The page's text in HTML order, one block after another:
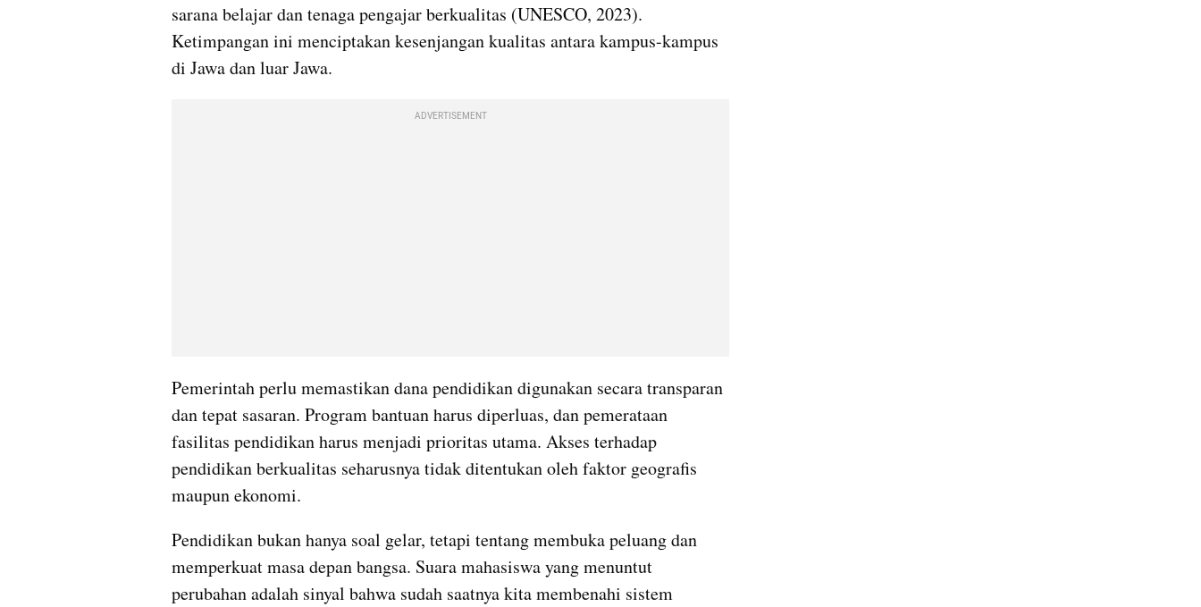
sarana belajar dan tenaga pengajar berkualitas (UNESCO, 2023).
Ketimpangan ini menciptakan kesenjangan kualitas antara kampus-kampus
di Jawa dan luar Jawa.
ADVERTISEMENT
Pemerintah perlu memastikan dana pendidikan digunakan secara transparan
dan tepat sasaran. Program bantuan harus diperluas, dan pemerataan
fasilitas pendidikan harus menjadi prioritas utama. Akses terhadap
pendidikan berkualitas seharusnya tidak ditentukan oleh faktor geografis
maupun ekonomi.
Pendidikan bukan hanya soal gelar, tetapi tentang membuka peluang dan
memperkuat masa depan bangsa. Suara mahasiswa yang menuntut
perubahan adalah sinyal bahwa sudah saatnya kita membenahi sistem